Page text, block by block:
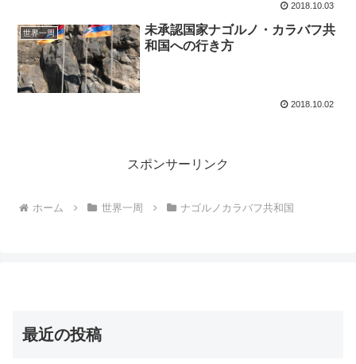
2018.10.03
世界一周
未承認国家ナゴルノ・カラバフ共
和国への行き方
2018.10.02
スポンサーリンク
ホーム 世界一周 ナゴルノカラバフ共和国
最近の投稿